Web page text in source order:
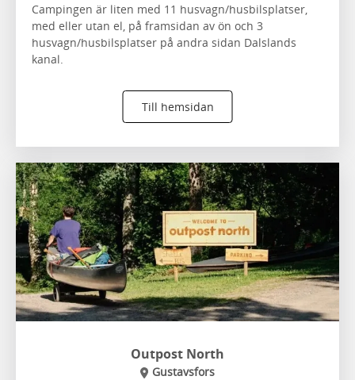
Campingen är liten med 11 husvagn/husbilsplatser,
med eller utan el, på framsidan av ön och 3
husvagn/husbilsplatser på andra sidan Dalslands
kanal.
Till hemsidan
Outpost North
Gustavsfors